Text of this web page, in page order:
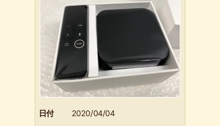
日付
2020/04/04